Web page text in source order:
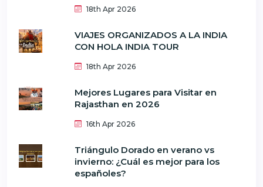
18th Apr 2026
VIAJES ORGANIZADOS A LA INDIA
CON HOLA INDIA TOUR
18th Apr 2026
Mejores Lugares para Visitar en
Rajasthan en 2026
16th Apr 2026
Triángulo Dorado en verano vs
invierno: ¿Cuál es mejor para los
españoles?